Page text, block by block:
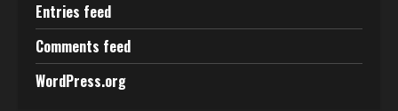
Entries feed
Comments feed
WordPress.org